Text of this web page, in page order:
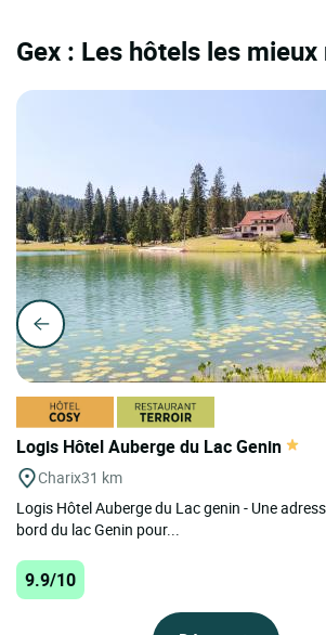
Gex : Les hôtels les
Logis Hôtel Auberge du Lac Genin
Charix31 km
Logis Hôtel Auberge du Lac genin - Une
bord du lac Genin pour...
9.9/10